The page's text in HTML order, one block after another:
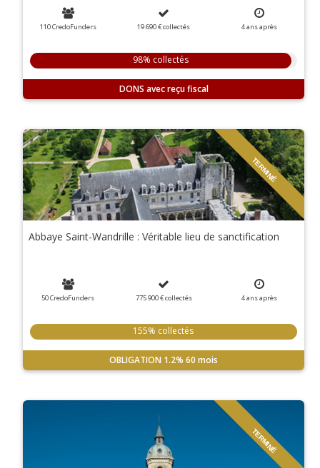
110 CredoFunders 19 690 €collectés 4ansaprès
98% collectés
DONS
TERMINÉ
Abbaye Saint-Wandrille : Véritable lieu de sanctification
50 CredoFunders 775 900 €collectés 4ansaprès
155% collectés
OBLIGATION 1.2% 60 mois
TERMINÉ